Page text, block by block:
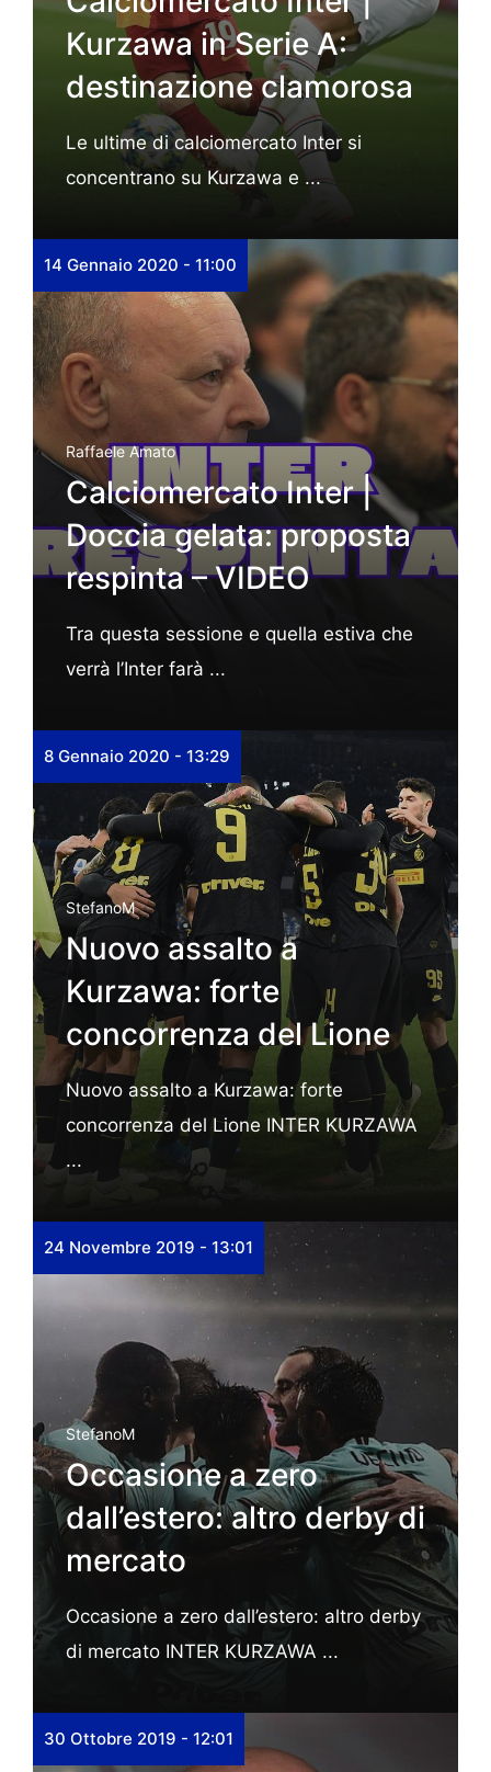
Kurzawa in Serie A:
destinazione clamorosa
Le ultime di calciomercato Inter si
concentrano su Kurzawa e ...
14 Gennaio 2020 - 11:00
Raffaele Amato
Calciomercato Inter |
Doccia gelata: proposta
respinta – VIDEO
Tra questa sessione e quella estiva che
verrà l’Inter farà ...
8 Gennaio 2020 - 13:29
StefanoM
Nuovo assalto a
Kurzawa: forte
concorrenza del Lione
Nuovo assalto a Kurzawa: forte
concorrenza del Lione INTER KURZAWA
...
24 Novembre 2019 - 13:01
StefanoM
Occasione a zero
dall’estero: altro derby di
mercato
Occasione a zero dall’estero: altro derby
di mercato INTER KURZAWA ...
30 Ottobre 2019 - 12:01